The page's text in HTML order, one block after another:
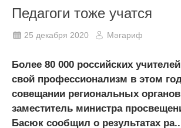
Педагоги тоже учатся
25 декабря 2020 Мәгариф
Более 80 000 российских
свой профессионализм в этом
совещании региональных
заместитель министра
Басюк сообщил о результатах